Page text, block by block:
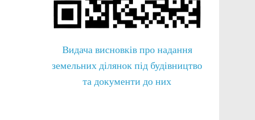
Видача висновків про надання
земельних ділянок під будівництво
та документи до них